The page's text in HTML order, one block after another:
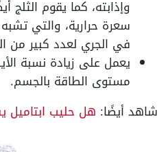
سعرة حرارية، والتي تشبه
في الجري لعدد كبير من
يعمل على زيادة نسبة
مستوى الطاقة بالجسم.
شاهد أيضًا: هل حليب ابتاميل